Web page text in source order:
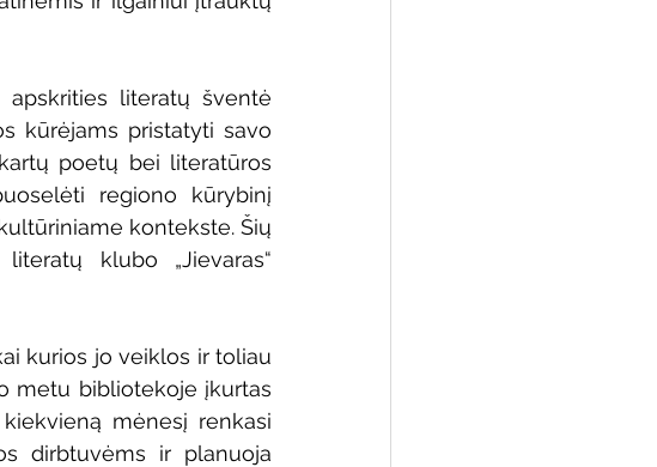
literatų šventė
kūrėjams pristatyti savo
poetų bei literatūros
regiono kūrybinį
kontekste. Šių
klubo „Jievaras“
kurios jo veiklos ir toliau
metu bibliotekoje įkurtas
mėnesį renkasi
dirbtuvėms ir planuoja